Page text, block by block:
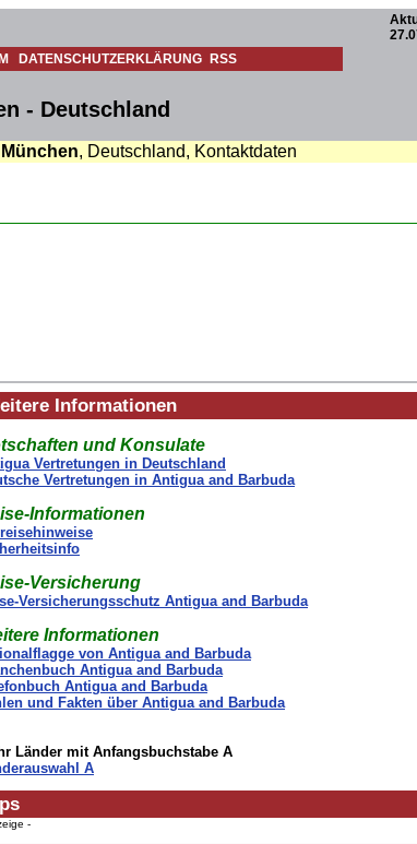
DATENSCHUTZERKLÄRUNG RSS
- Deutschland
München, Deutschland, Kontaktdaten
Informationen
und Konsulate
Vertretungen in Deutschland
Vertretungen in Antigua and Barbuda
Informationen
Versicherung
Versicherungsschutz Antigua and Barbuda
Informationen
von Antigua and Barbuda
Antigua and Barbuda
Antigua and Barbuda
und Fakten über Antigua and Barbuda
Länder mit Anfangsbuchstabe A
A
-